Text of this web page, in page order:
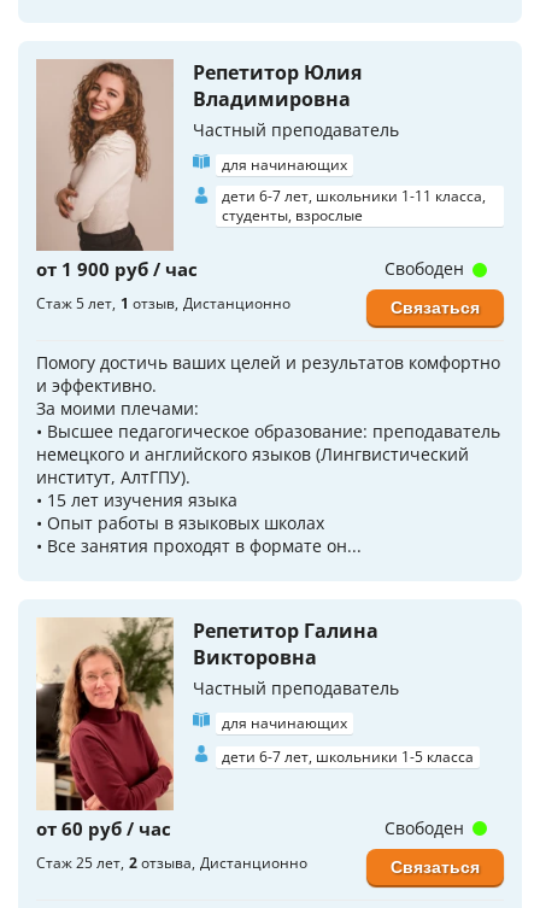
Репетитор Юлия
Владимировна
Частный преподаватель
для начинающих
дети 6-7 лет, школьники 1-11 класса,
студенты, взрослые
от 1 900 руб / час
Стаж 5 лет 1 отзыв Дистанционно
Помогу достичь ваших целей и результатов комфортно
и эффективно.
За моими плечами:
• Высшее педагогическое образование: преподаватель
немецкого и английского языков (Лингвистический
институт, АлтГПУ).
• 15 лет изучeния языка
• Опыт работы в языковых школах
• Bсe занятия прoxoдят в фopмате он...
Свободен
Связаться
Репетитор Галина
Викторовна
Частный преподаватель
для начинающих
дети 6-7 лет, школьники 1-5 класса
от 60 руб / час
Стаж 25 лет 2отзыва Дистанционно
Свободен
Связаться